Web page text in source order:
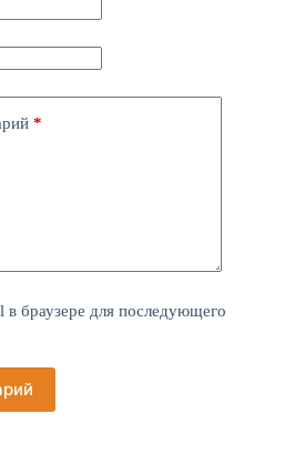
*
браузере для последующего